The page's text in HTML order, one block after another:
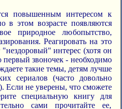
повышенным интересом к
этом возрасте появляются
природное любопытство,
Реагировать на это
интерес (хотя он
первый звоночек - необходимо
такие темы, детям лучше
сериалов (часто довольно
Если не уверены, что сможете
специальную книгу для
сами прочитайте ее,